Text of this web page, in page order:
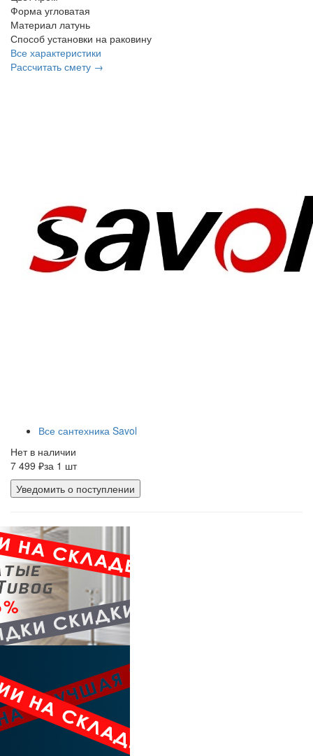
Форма угловатая
Материал латунь
Способ установки на раковину
Все характеристики
Рассчитать смету →
Все сантехника Savol
Нет в наличии
7 499 ₽за 1 шт
Уведомить о поступлении